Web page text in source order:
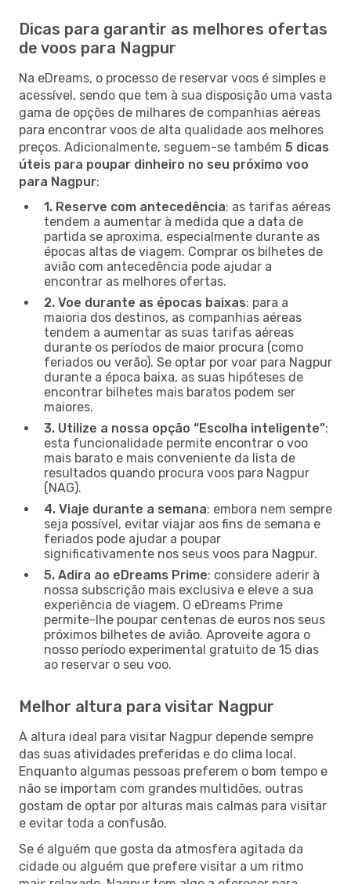
Dicas para garantir as melhores ofertas
de voos para Nagpur
Na eDreams, o processo de reservar voos é simples e
acessível, sendo que tem à sua disposição uma vasta
gama de opções de milhares de companhias aéreas
para encontrar voos de alta qualidade aos melhores
preços. Adicionalmente, seguem-se também 5 dicas
úteis para poupar dinheiro no seu próximo voo
para Nagpur:
1. Reserve com antecedência: as tarifas aéreas
tendem a aumentar à medida que a data de
partida se aproxima, especialmente durante as
épocas altas de viagem. Comprar os bilhetes de
avião com antecedência pode ajudar a
encontrar as melhores ofertas.
2. Voe durante as épocas baixas: para a
maioria dos destinos, as companhias aéreas
tendem a aumentar as suas tarifas aéreas
durante os períodos de maior procura (como
feriados ou verão). Se optar por voar para Nagpur
durante a época baixa, as suas hipóteses de
encontrar bilhetes mais baratos podem ser
maiores.
3. Utilize a nossa opção “Escolha inteligente”:
esta funcionalidade permite encontrar o voo
mais barato e mais conveniente da lista de
resultados quando procura voos para Nagpur
(NAG).
4. Viaje durante a semana: embora nem sempre
seja possível, evitar viajar aos fins de semana e
feriados pode ajudar a poupar
significativamente nos seus voos para Nagpur.
5. Adira ao eDreams Prime: considere aderir à
nossa subscrição mais exclusiva e eleve a sua
experiência de viagem. O eDreams Prime
permite-lhe poupar centenas de euros nos seus
próximos bilhetes de avião. Aproveite agora o
nosso período experimental gratuito de 15 dias
ao reservar o seu voo.
Melhor altura para visitar Nagpur
A altura ideal para visitar Nagpur depende sempre
das suas atividades preferidas e do clima local.
Enquanto algumas pessoas preferem o bom tempo e
não se importam com grandes multidões, outras
gostam de optar por alturas mais calmas para visitar
e evitar toda a confusão.
Se é alguém que gosta da atmosfera agitada da
cidade ou alguém que prefere visitar a um ritmo